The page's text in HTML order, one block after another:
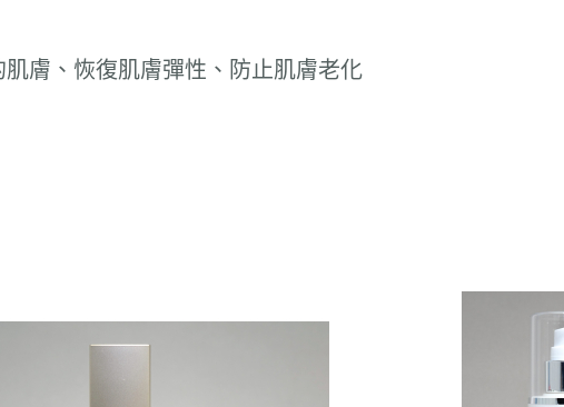
膚、恢復肌膚彈性、防止肌膚老化